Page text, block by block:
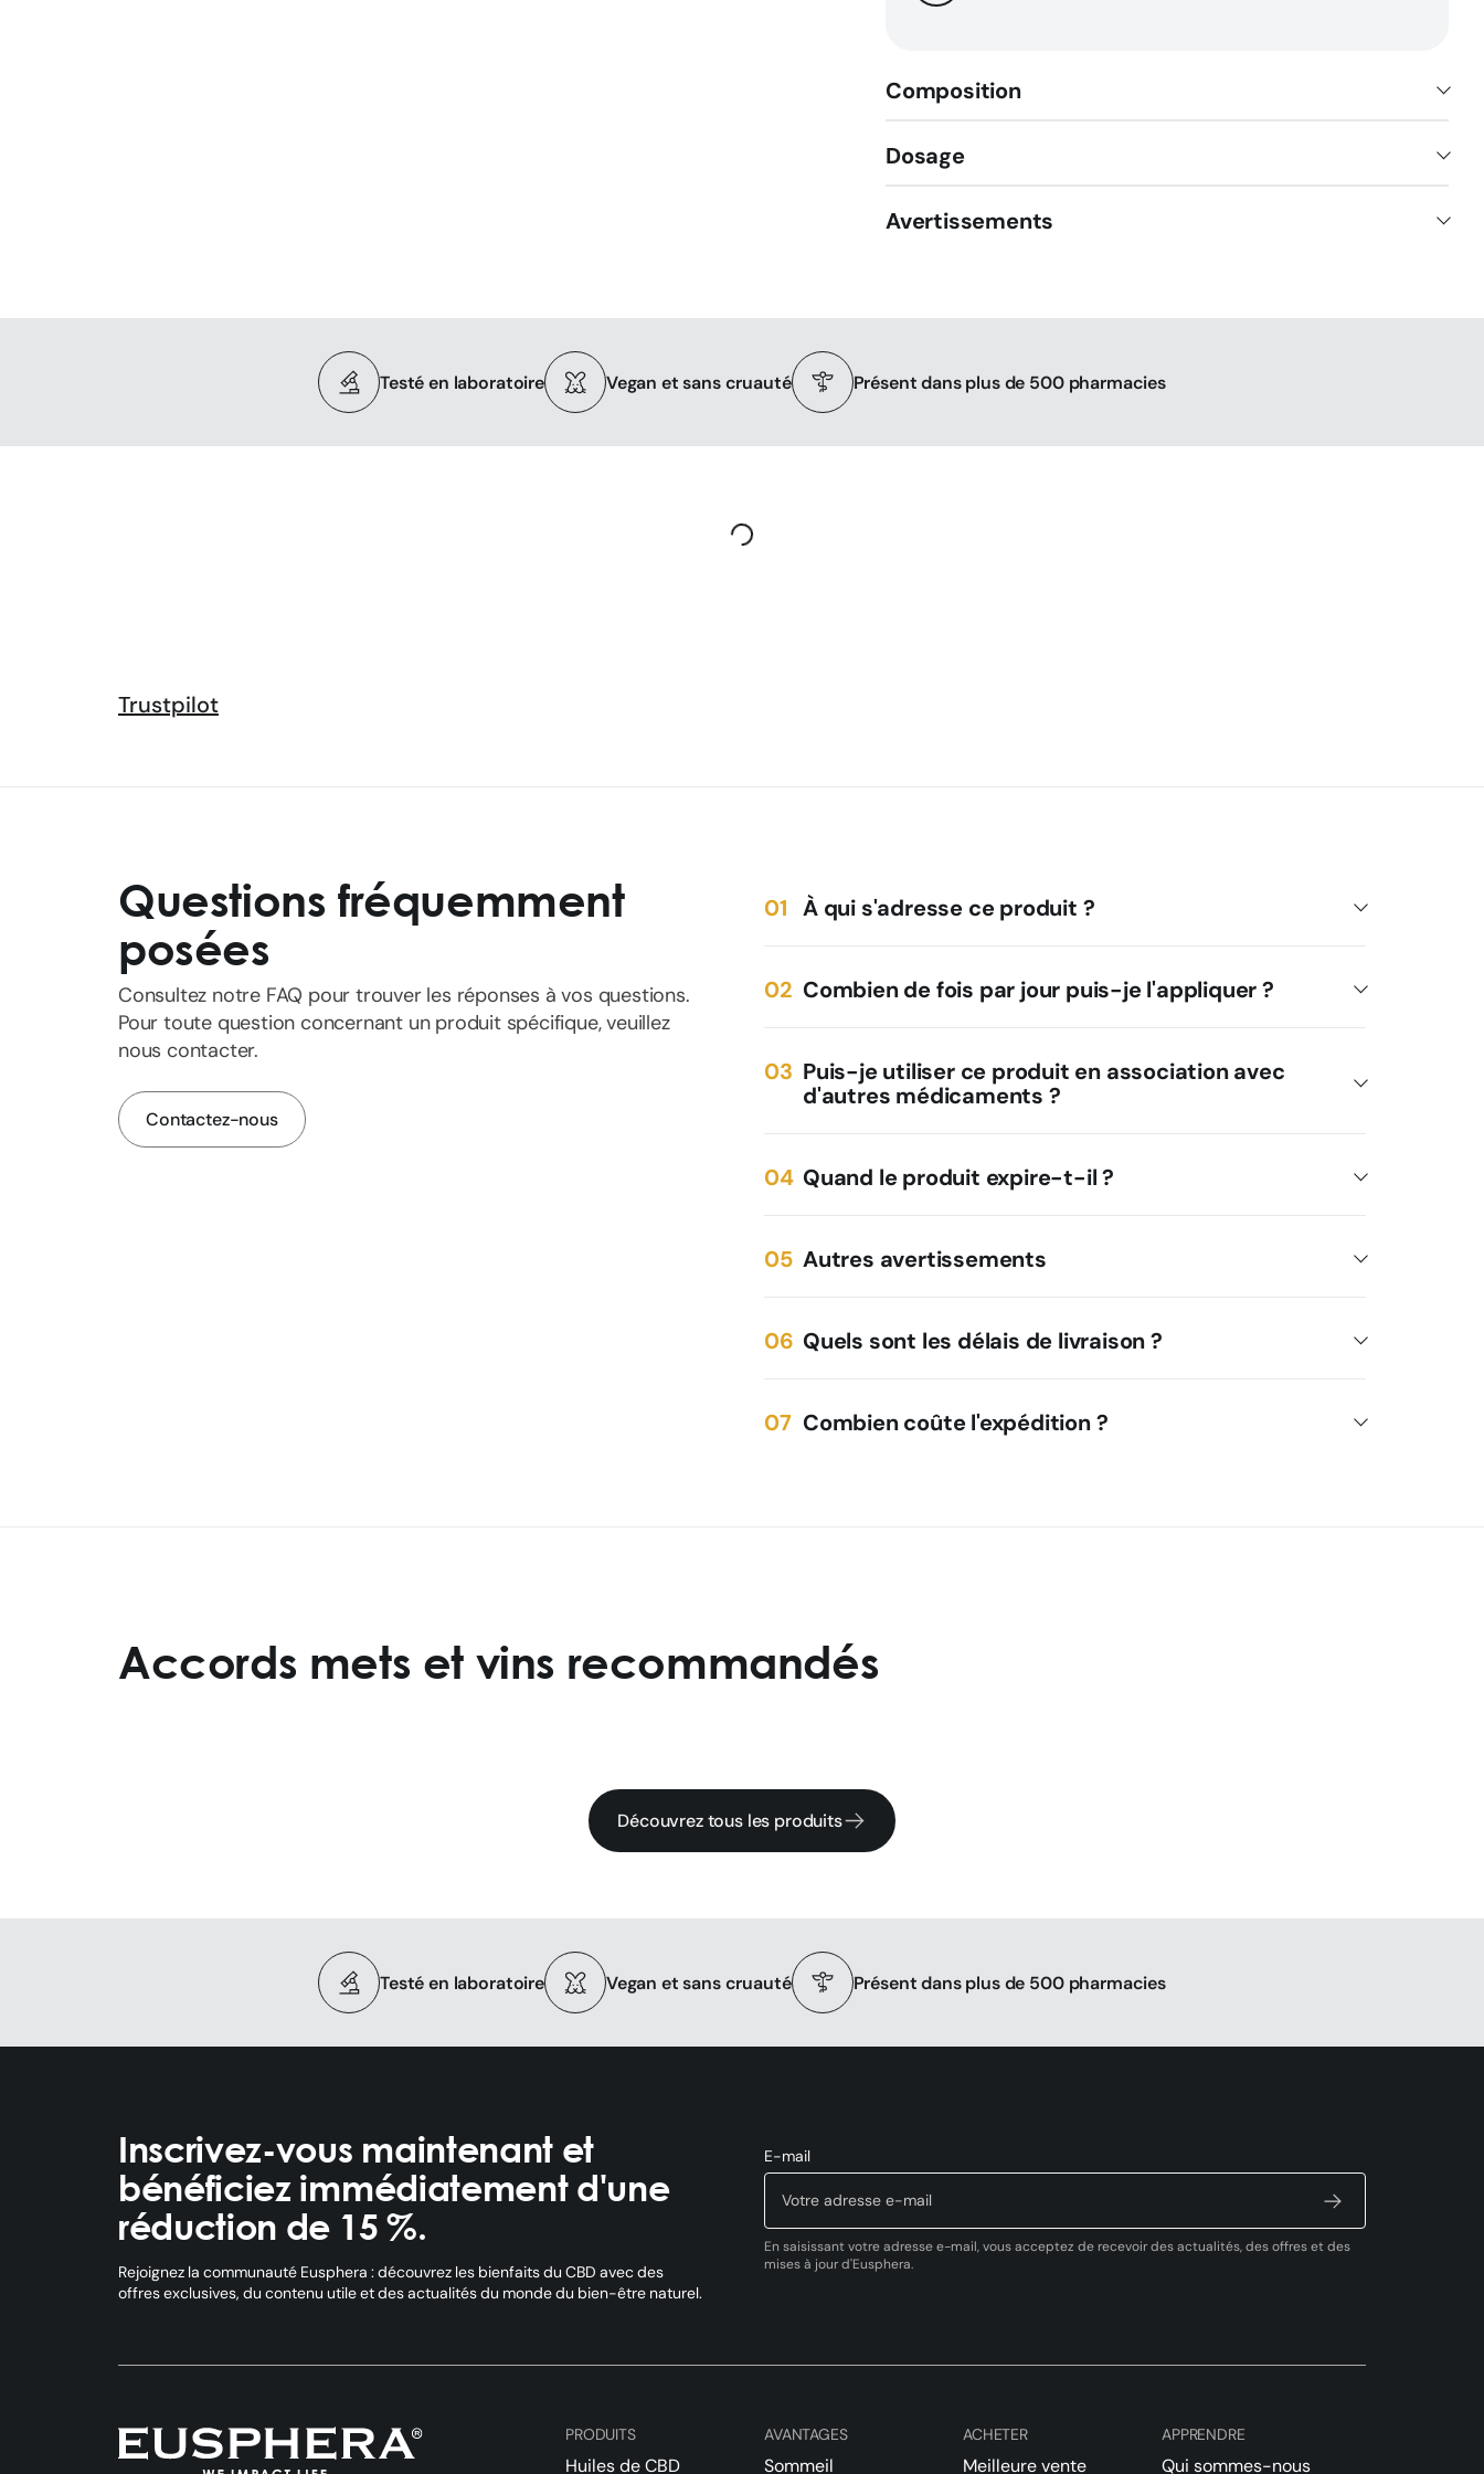
Composition
Dosage
Avertissements
Testé en laboratoire Vegan et sans cruauté Présent dans plus de 500 pharmacies
Trustpilot
Questions fréquemment
posées
Consultez notre FAQ pour trouver les réponses à vos questions.
Pour toute question concernant un produit spécifique, veuillez
nous contacter.
Contactez-nous
À qui s'adresse ce produit ?
Combien de fois par jour puis-je l'appliquer ?
Puis-je utiliser ce produit en association avec
d'autres médicaments ?
Quand le produit expire-t-il ?
Autres avertissements
Quels sont les délais de livraison ?
Combien coûte l'expédition ?
Accords mets et vins recommandés
Découvrez tous les produits
Testé en laboratoire Vegan et sans cruauté Présent dans plus de 500 pharmacies
Inscrivez-vous maintenant et
bénéficiez immédiatement d'une
réduction de 15 %.
Rejoignez la communauté Eusphera : découvrez les bienfaits du CBD avec des
offres exclusives, du contenu utile et des actualités du monde du bien-être naturel.
E-mail
En saisissant votre adresse e-mail, vous acceptez de recevoir des actualités, des offres et des
mises à jour d'Eusphera.
PRODUITS
Huiles de CBD
AVANTAGES
Sommeil
ACHETER
Meilleure vente
APPRENDRE
Qui sommes-nous